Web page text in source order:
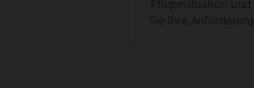
Pflegesituation und
Sie Ihre